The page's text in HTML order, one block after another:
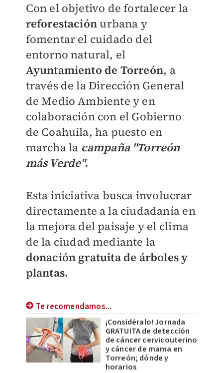
Con el objetivo de fortalecer la
reforestaciónurbana y
fomentar el cuidado del
entorno natural, el
Ayuntamiento de Torreón, a
través de la Dirección General
de Medio Ambiente y en
colaboración con el Gobierno
de Coahuila, ha puesto en
marcha la campaña "Torreón
más Verde".
Esta iniciativa busca involucrar
directamente a la ciudadanía en
la mejora del paisaje y el clima
de la ciudad mediante la
donación gratuita de árboles y
plantas.
Te recomendamos...
¡Considéralo! Jornada
GRATUITA de detección
de cáncer cervicouterino
y cáncer de mama en
Torreón; dónde y
horarios